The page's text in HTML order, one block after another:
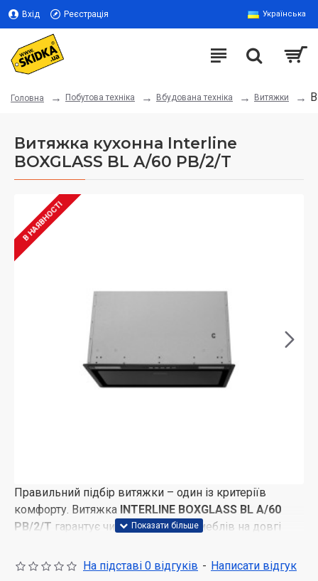
Вхід Реєстрація Українська
Головна Побутова техніка Вбудована техніка Витяжки
Витяжка кухонна Interline
BOXGLASS BL A/60 PB/2/T
В НАЯВНОСТІ
Правильний підбір витяжки – один із критеріїв
комфорту. Витяжка INTERLINE BOXGLASS BL A/60
PB/2/T гарантує чистоту кухонних меблів на довгі
Модель має відмінну продуктивність у 1200 м³/
На підставі 0 відгуків - Написати відгук